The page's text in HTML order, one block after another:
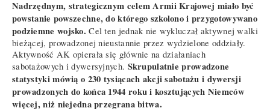
Nadrzędnym, strategicznym celem Armii Krajowej miało być
powstanie powszechne, do którego szkolono i przygotowywano
podziemne wojsko. Cel ten jednak nie wykluczał aktywnej walki
bieżącej, prowadzonej nieustannie przez wydzielone oddziały.
Aktywność AK opierała się głównie na działaniach
sabotażowych i dywersyjnych. Skrupulatnie prowadzone
statystyki mówią o 230 tysiącach akcji sabotażu i dywersji
prowadzonych do końca 1944 roku i kosztujących Niemców
więcej, niż niejedna przegrana bitwa.